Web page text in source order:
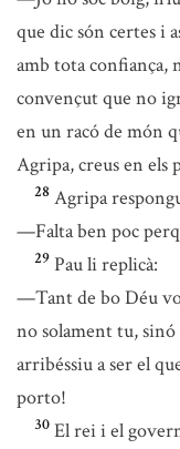
que dic són certes i
amb tota confiança,
convençut que no
en un racó de món
Agripa, creus en els
28 Agripa
—Falta ben poc
29 Pau li replicà:
—Tant de bo Déu
no solament tu, sinó
arribéssiu a ser el
porto!
30 El rei i el